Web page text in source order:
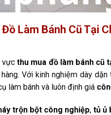
Làm Bánh Cũ Tại
vựcthu mua đồ làm bánh cũ
Với kinh nghiệm dày
làm bánh và luôn định giá
trộn bột công nghiệp,tủ ủ